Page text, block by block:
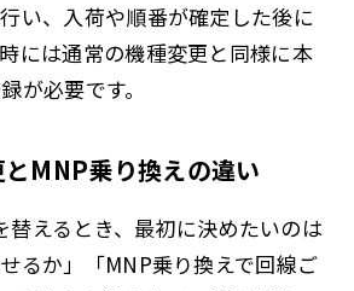
い、入荷や順番が確定した後に
には通常の機種変更と同様に本
が必要です。
MNP乗り換えの違い
えるとき、最初に決めたいのは
せるか」「MNP乗り換えで回線ご